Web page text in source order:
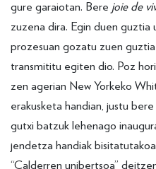
gure garaiotan. Bere joie de
zuzena dira. Egin duen
prozesuan gozatu zuen
transmititu egiten dio. Poz
zen agerian New Yorkeko
erakusketa handian, justu
gutxi batzuk lehenago
jendetza handiak
“Calderren unibertsoa”